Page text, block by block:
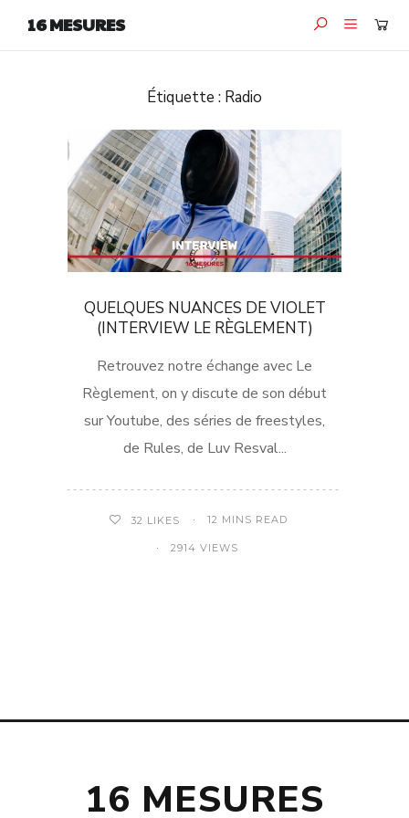
16 MESURES
Étiquette : Radio
QUELQUES NUANCES DE VIOLET
(INTERVIEW LE RÈGLEMENT)
Retrouvez notre échange avec Le
Règlement, on y discute de son début
sur Youtube, des séries de freestyles,
de Rules, de Luv Resval...
32 LIKES 12 MINS READ
2914 VIEWS
16 MESURES